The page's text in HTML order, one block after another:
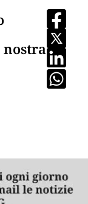
nostra